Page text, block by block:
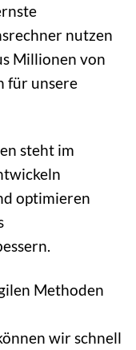
nutzen
Millionen von
für unsere
steht im
optimieren
Methoden
wir schnell